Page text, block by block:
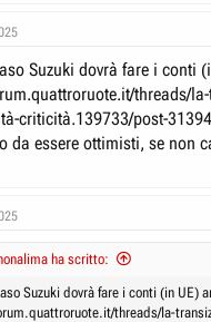
Suzuki dovrà fare i conti
threads/
criticità.139733/post-
da essere ottimisti, se non
ha scritto:
Suzuki dovrà fare i conti (in UE)
threads/la-